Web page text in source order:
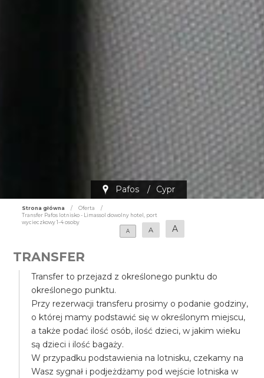
Pafos / Cypr
Strona główna / Oferta
/
Transfer Pafos lotnisko - Limassol dowolny hotel, port
wycieczkowy 1-4 osoby
A
A A
TRANSFER
Transfer to przejazd z określonego punktu do
określonego punktu.
Przy rezerwacji transferu prosimy o podanie godziny,
o której mamy podstawić się w określonym miejscu,
a także podać ilość osób, ilość dzieci, w jakim wieku
są dzieci i ilość bagaży.
W przypadku podstawienia na lotnisku, czekamy na
Wasz sygnał i podjeżdżamy pod wejście lotniska w